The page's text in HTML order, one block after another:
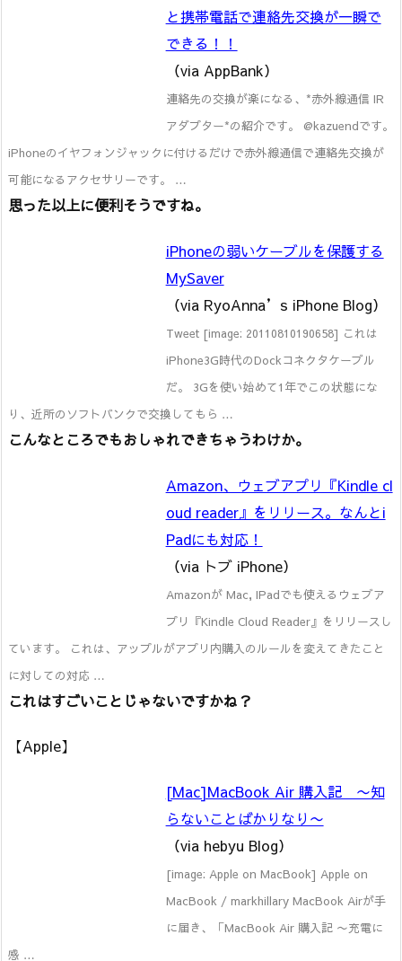
と携帯電話で連絡先交換が一瞬で
できる！！
（via AppBank）
連絡先の交換が楽になる、*赤外線通信 IR
アダプター*の紹介です。 @kazuendです。
iPhoneのイヤフォンジャックに付けるだけで赤外線通信で連絡先交換が
可能になるアクセサリーです。 …
思った以上に便利そうですね。
iPhoneの弱いケーブルを保護する
MySaver
（via RyoAnna’s iPhone Blog）
Tweet [image: 20110810190658] これは
iPhone3G時代のDockコネクタケーブル
だ。 3Gを使い始めて1年でこの状態にな
り、近所のソフトバンクで交換してもら …
こんなところでもおしゃれできちゃうわけか。
Amazon、ウェブアプリ『Kindle cl
oud reader』をリリース。なんとi
Padにも対応！
（via トブ iPhone）
Amazonが Mac, IPadでも使えるウェブア
プリ『Kindle Cloud Reader』をリリースし
ています。 これは、アップルがアプリ内購入のルールを変えてきたこと
に対しての対応 …
これはすごいことじゃないですかね？
【Apple】
[Mac]MacBook Air 購入記 〜知
らないことばかりなり〜
（via hebyu Blog）
[image: Apple on MacBook] Apple on
MacBook / markhillary MacBook Airが手
に届き、「MacBook Air 購入記 〜充電に
感 …